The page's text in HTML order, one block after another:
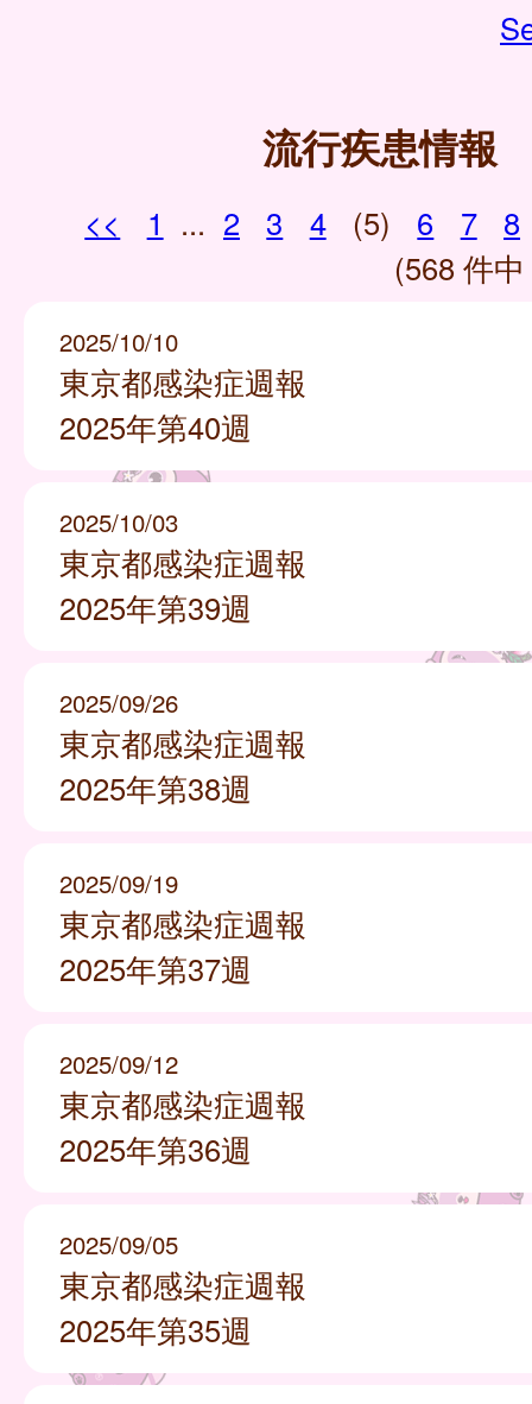
流行疾患情報
<< 1 ... 2 3 4 (5) 6 7
8
(568 件
2025/10/10
東京都感染症週報
2025年第40週
2025/10/03
東京都感染症週報
2025年第39週
2025/09/26
東京都感染症週報
2025年第38週
2025/09/19
東京都感染症週報
2025年第37週
2025/09/12
東京都感染症週報
2025年第36週
2025/09/05
東京都感染症週報
2025年第35週